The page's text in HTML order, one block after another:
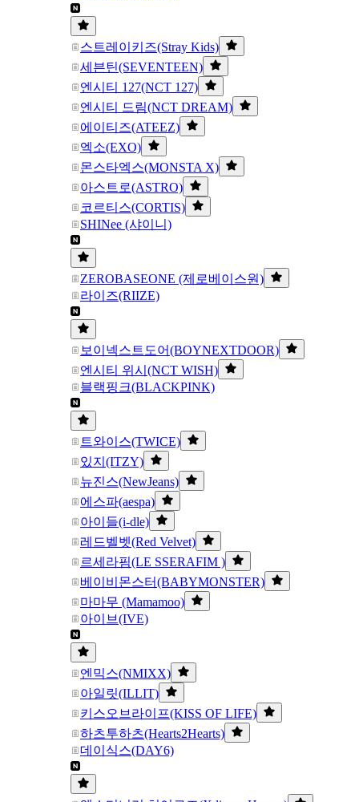
스트레이키즈(Stray Kids)
세븐틴(SEVENTEEN)
엔시티 127(NCT 127)
엔시티 드림(NCT DREAM)
에이티즈(ATEEZ)
엑소(EXO)
몬스타엑스(MONSTA X)
아스트로(ASTRO)
코르티스(CORTIS)
SHINee (샤이니)
ZEROBASEONE (제로베이스원)
라이즈(RIIZE)
보이넥스트도어(BOYNEXTDOOR)
엔시티 위시(NCT WISH)
블랙핑크(BLACKPINK)
트와이스(TWICE)
있지(ITZY)
뉴진스(NewJeans)
에스파(aespa)
아이들(i-dle)
레드벨벳(Red Velvet)
르세라핌(LE SSERAFIM )
베이비몬스터(BABYMONSTER)
마마무 (Mamamoo)
아이브(IVE)
엔믹스(NMIXX)
아일릿(ILLIT)
키스오브라이프(KISS OF LIFE)
하츠투하츠(Hearts2Hearts)
데이식스(DAY6)